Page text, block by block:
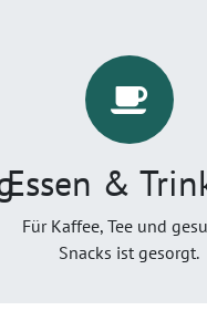
Essen &
Für Kaffee, Tee und
Snacks ist gesorgt.